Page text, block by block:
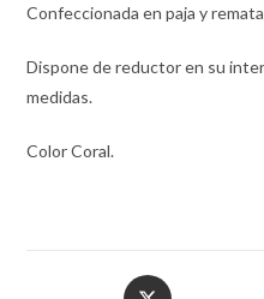
Confeccionada en paja y
Dispone de reductor en su
medidas.
Color Coral.
Opens